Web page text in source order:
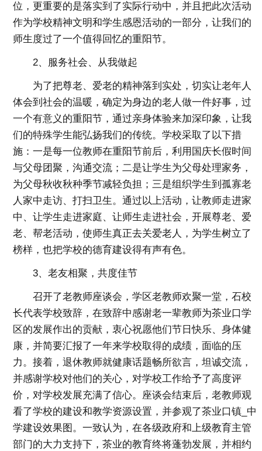
位，更重要的是落实到了实际行动中，并且把此次活动
作为学校精神文明和学生感恩活动的一部分，让我们的
师生度过了一个值得回忆的重阳节。
2、服务社会、从我做起
为了把尊老、爱老的精神落到实处，切实让老年人
体会到社会的温暖，确定为身边的老人做一件好事，过
一个有意义的重阳节，通过亲身体验来加深印象，让我
们的特殊学生能弘扬我们的传统。学校采取了以下措
施：一是每一位教师在重阳节前后，利用国庆长假时间
与父母团聚，沟通交流；二是让学生为父母处理家务，
为父母秋收秋种季节减轻负担；三是组织学生到孤寡老
人家中走访、打扫卫生。通过以上活动，让教师走进家
中、让学生走进家庭、让师生走进社会，开展尊老、爱
老、帮老活动，使师生真正去关爱老人，为学生树立了
榜样，也把学校的德育建设得有声有色。
3、老友相聚，共度佳节
召开了老教师座谈会，学区老教师欢聚一堂，石校
长代表学校致辞，在致辞中感谢老一辈教师为茶业口学
区的发展作出的贡献，衷心祝愿他们节日快乐、身体健
康，并简要汇报了一年来学校取得的成绩，面临的压
力。接着，退休教师就健康话题畅所欲言，坦诚交流，
并感谢学校对他们的关心，对学校工作给予了高度评
价，对学校发展充满了信心。座谈会结束后，老教师观
看了学校的建设和教学资源设置，并参观了茶业口镇_中
学建设效果图。一致认为，在各级政府和上级教育主管
部门的大力支持下，茶业的教育终将蓬勃发展，并相约